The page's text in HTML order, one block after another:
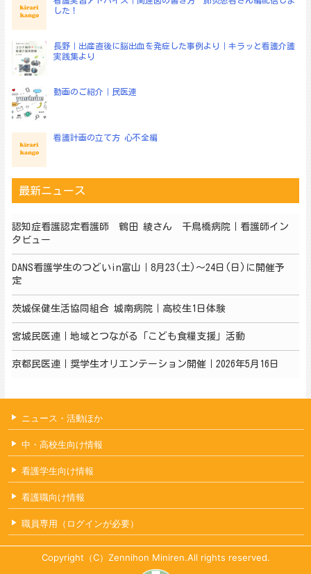
した！
長野｜出産直後に脳出血を発症した事例より｜キラッと看護介護
実践集より
動画のご紹介｜民医連
看護計画の立て方 心不全編
最新ニュース
認知症看護認定看護師 鶴田 綾さん 千鳥橋病院｜看護師イン
タビュー
DANS看護学生のつどいin富山｜8月23(土)～24日(日)に開催予
定
茨城保健生活協同組合 城南病院｜高校生1日体験
宮城民医連｜地域とつながる「こども食糧支援」活動
京都民医連｜奨学生オリエンテーション開催｜2026年5月16日
ニュース・活動ほか
中・高校生向け情報
看護学生向け情報
看護職向け情報
職員専用（ログインが必要）
Copyright（C）Zennihon Miniren.All rights reserved.